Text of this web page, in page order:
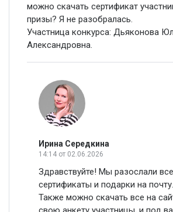
можно скачать сертификат
призы? Я не разобралась.
Участница конкурса: Дьяконова
Александровна.
Ирина Середкина
14:14 от 02.06.2026
Здравствуйте! Мы разослали
сертификаты и подарки на почту.
Также можно скачать все на